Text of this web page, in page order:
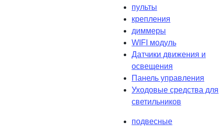
пульты
крепления
диммеры
WIFI модуль
Датчики движения и
освещения
Панель управления
Уходовые средства для
светильников
подвесные